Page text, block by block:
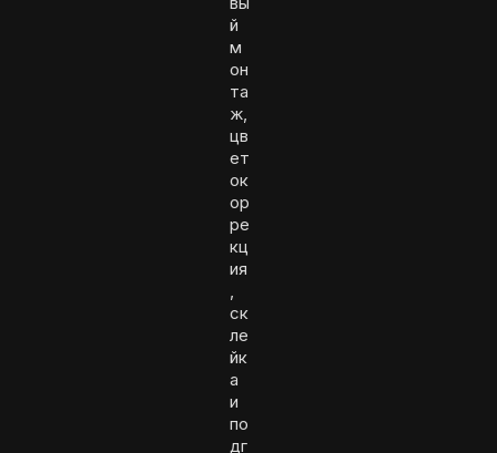
й
м
он
та
ж,
цв
ет
ок
ор
ре
кц
ия
,
ск
ле
йк
а
и
по
дг